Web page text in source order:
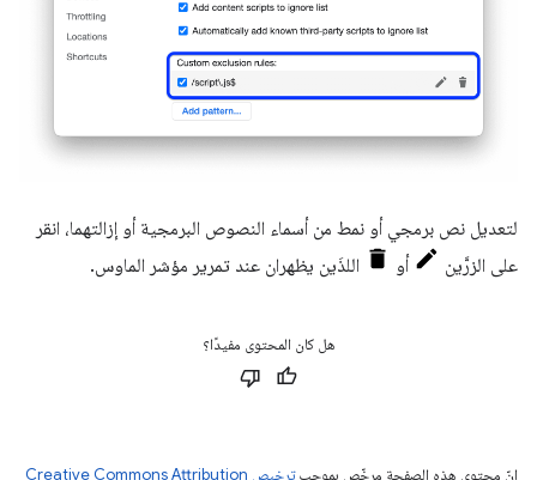
لتعديل نص برمجي أو نمط من أسماء النصوص البرمجية أو إزالتهما، انقر
على الزرَّين
أو اللذَين يظهران عند تمرير مؤشر الماوس.
هل كان المحتوى مفيدًا؟
إنّ محتوى هذه الصفحة مرخّص بموجب
ترخيص Creative Commons Attribution